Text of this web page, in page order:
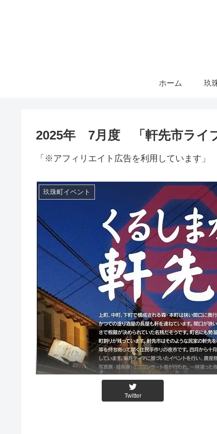
ホーム 玖
2025年 7月度 「軒先市ライ
「※アフィリエイト広告を利用しています」
玖珠町イベント
Twitter